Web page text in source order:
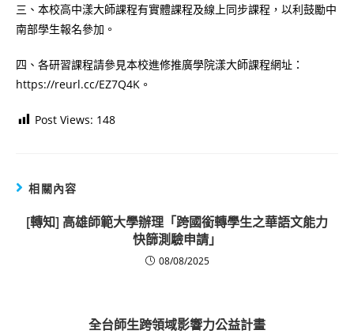
三、本校高中漾大師課程有實體課程及線上同步課程，以利鼓勵中
南部學生報名參加。
四、各研習課程請參見本校進修推廣學院漾大師課程網址：
https://reurl.cc/EZ7Q4K。
Post Views: 148
相關內容
[轉知] 高雄師範大學辦理「跨國銜轉學生之華語文能力
快篩測驗申請」
08/08/2025
全台師生跨領域影響力公益計畫